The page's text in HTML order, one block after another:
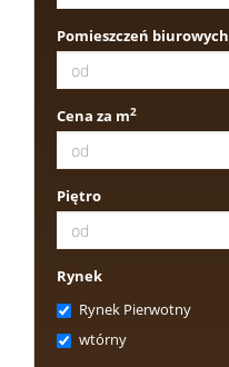
Pomieszczeń biurowych
Cena za m2
Piętro
Rynek
Rynek Pierwotny
wtórny